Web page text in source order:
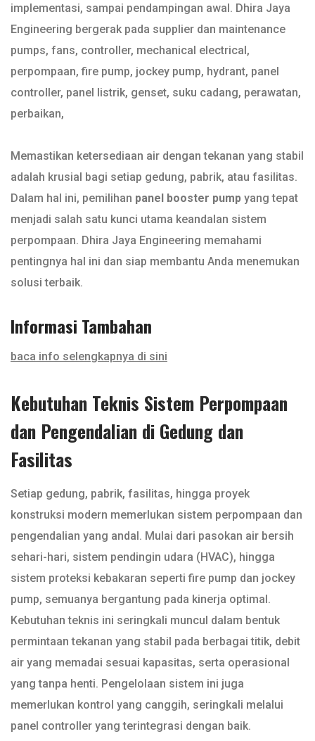
implementasi, sampai pendampingan awal. Dhira Jaya
Engineering bergerak pada supplier dan maintenance
pumps, fans, controller, mechanical electrical,
perpompaan, fire pump, jockey pump, hydrant, panel
controller, panel listrik, genset, suku cadang, perawatan,
perbaikan,
Memastikan ketersediaan air dengan tekanan yang stabil
adalah krusial bagi setiap gedung, pabrik, atau fasilitas.
Dalam hal ini, pemilihan panel booster pump yang tepat
menjadi salah satu kunci utama keandalan sistem
perpompaan. Dhira Jaya Engineering memahami
pentingnya hal ini dan siap membantu Anda menemukan
solusi terbaik.
Informasi Tambahan
baca info selengkapnya di sini
Kebutuhan Teknis Sistem Perpompaan
dan Pengendalian di Gedung dan
Fasilitas
Setiap gedung, pabrik, fasilitas, hingga proyek
konstruksi modern memerlukan sistem perpompaan dan
pengendalian yang andal. Mulai dari pasokan air bersih
sehari-hari, sistem pendingin udara (HVAC), hingga
sistem proteksi kebakaran seperti fire pump dan jockey
pump, semuanya bergantung pada kinerja optimal.
Kebutuhan teknis ini seringkali muncul dalam bentuk
permintaan tekanan yang stabil pada berbagai titik, debit
air yang memadai sesuai kapasitas, serta operasional
yang tanpa henti. Pengelolaan sistem ini juga
memerlukan kontrol yang canggih, seringkali melalui
panel controller yang terintegrasi dengan baik.